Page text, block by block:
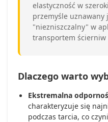
elastyczność w
przemyśle uznawany
"niezniszczalny" w
transportem ścierniw
Dlaczego warto
Ekstremalna
charakteryzuje się
podczas tarcia, co